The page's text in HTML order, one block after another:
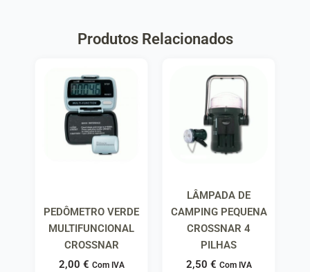
Produtos Relacionados
PEDÔMETRO VERDE
MULTIFUNCIONAL
CROSSNAR
2,00 € Com IVA
LÂMPADA DE
CAMPING PEQUENA
CROSSNAR 4
PILHAS
2,50 € Com IVA